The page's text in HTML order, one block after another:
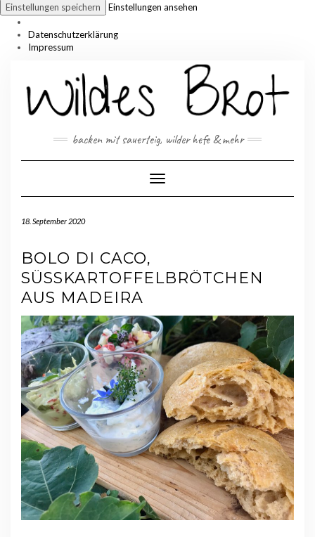
Einstellungen speichern
Einstellungen ansehen
Datenschutzerklärung
Impressum
content
backen mit sauerteig, wilder hefe & mehr
Toggle Navigation
18. September 2020
BOLO DI CACO,
SÜSSKARTOFFELBRÖTCHEN A
US MADEIRA